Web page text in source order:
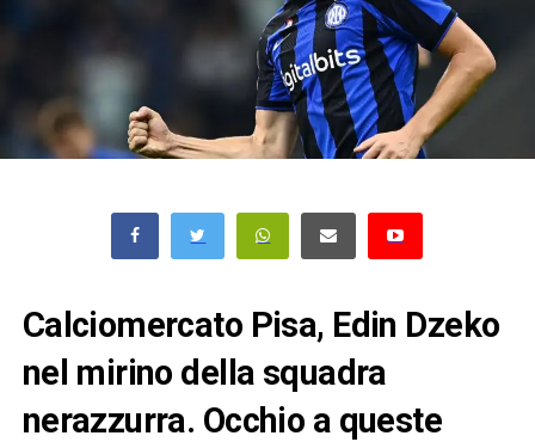
Calciomercato Pisa, Edin Dzeko
nel mirino della squadra
nerazzurra. Occhio a queste